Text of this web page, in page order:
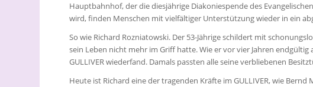
Hauptbahnhof, der die diesjährige Diakoniespende des
wird, finden Menschen mit vielfältiger Unterstützung wieder in ein
So wie Richard Rozniatowski. Der 53-Jährige schildert mit
sein Leben nicht mehr im Griff hatte. Wie er vor vier Jahren
GULLIVER wiederfand. Damals passten alle seine verbliebenen
Heute ist Richard eine der tragenden Kräfte im GULLIVER, wie